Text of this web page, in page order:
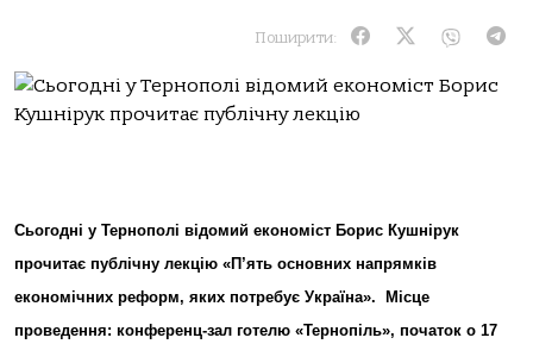
Поширити:
Сьогодні у Тернополі відомий економіст Борис Кушнірук
прочитає публічну лекцію «П’ять основних напрямків
економічних реформ, яких потребує Україна». Місце
проведення: конференц-зал готелю «Тернопіль», початок о 17